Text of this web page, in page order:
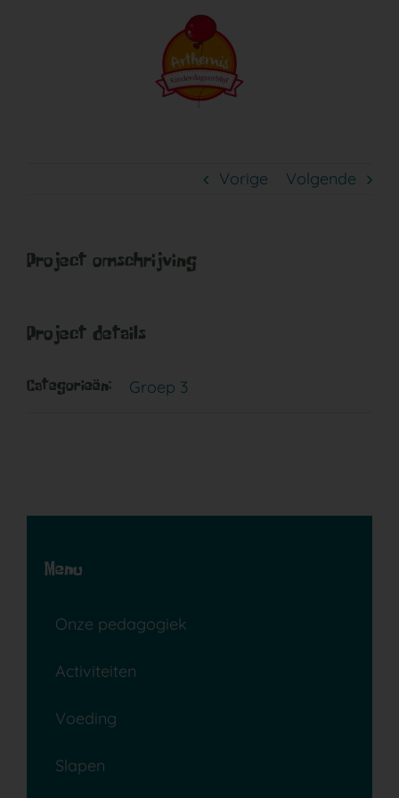
Vorige Volgende
Project omschrijving
Project details
Categorieën: Groep 3
Menu
Onze pedagogiek
Activiteiten
Voeding
Slapen